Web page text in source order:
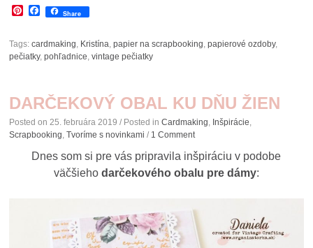
Pinterest
Facebook
Share
Tags:cardmaking, Kristína,papier na scrapbooking,papierové ozdoby,
pečiatky,pohľadnice,vintage pečiatky
DARČEKOVÝ OBAL KU DŇU ŽIEN
Posted on25. februára 2019 / Posted inCardmaking, Inšpirácie,
Scrapbooking,Tvoríme s novinkami / 1 Comment
Dnes som si pre vás pripravila inšpiráciu v podobe
väčšieho darčekového obalu pre dámy: